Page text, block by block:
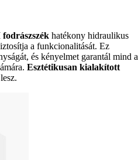
hatékony hidraulikus
a funkcionalitását. Ez
és kényelmet garantál mind a
Esztétikusan kialakított